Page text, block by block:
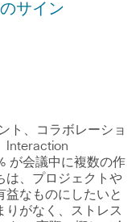
サイン
ト、コラボレーショ
Interaction
が会議中に複数の作
は、プロジェクトや
益なものにしたいと
りがなく、ストレス